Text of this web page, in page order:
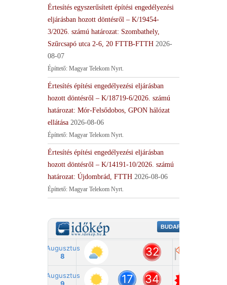
Értesítés egyszerűsített építési engedélyezési
eljárásban hozott döntésről – K/19454-
3/2026. számú határozat: Szombathely,
Szűrcsapó utca 2-6, 20 FTTB-FTTH 2026-
08-07
Építtető: Magyar Telekom Nyrt.
Értesítés építési engedélyezési eljárásban
hozott döntésről – K/18719-6/2026. számú
határozat: Mór-Felsődobos, GPON hálózat
ellátása 2026-08-06
Építtető: Magyar Telekom Nyrt.
Értesítés építési engedélyezési eljárásban
hozott döntésről – K/14191-10/2026. számú
határozat: Újdombrád, FTTH 2026-08-06
Építtető: Magyar Telekom Nyrt.